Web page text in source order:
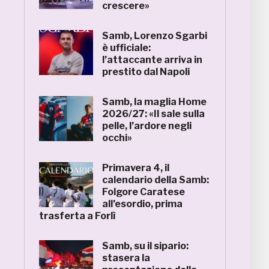
crescere»
Samb, Lorenzo Sgarbi
è ufficiale:
l’attaccante arriva in
prestito dal Napoli
Samb, la maglia Home
2026/27: «Il sale sulla
pelle, l’ardore negli
occhi»
Primavera 4, il
calendario della Samb:
Folgore Caratese
all’esordio, prima
trasferta a Forlì
Samb, su il sipario:
stasera la